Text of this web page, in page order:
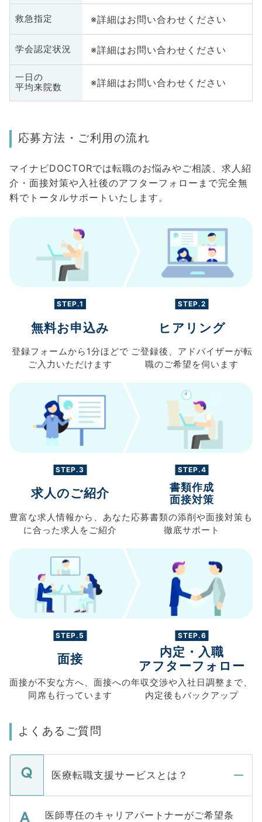
救急指定 ※詳細はお問い合わせください
学会認定状況 ※詳細はお問い合わせください
一日の
平均来院数
※詳細はお問い合わせください
応募方法・ご利用の流れ
マイナビDOCTORでは転職のお悩みやご相談、求人紹
介・面接対策や入社後のアフターフォローまで完全無
料でトータルサポートいたします。
STEP.1
無料お申込み
登録フォームから 1分ほどで
ご入力 いただけます
STEP.2
ヒアリング
ご登録後、 アドバイザーが転
職のご希望を伺います
STEP.3
求人のご紹介
豊富な求人情報から、 あなた
に合った求人を ご紹介
STEP.4
書類作成
面接対策
応募書類の添削や面接対策も
徹底サポート
STEP.5
面接
面接が不安な方へ、 面接への
同席も行っています
STEP.6
内定・入職
アフターフォロー
年収交渉や入社日調整まで、
内定後もバックアップ
よくあるご質問
医療転職支援サービスとは？
医師専任のキャリアパートナーがご希望条